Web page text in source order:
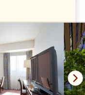
omhoog buigen.
om het altaar is
een Shinto-
bezoeken we de
deze tempel
door het bos